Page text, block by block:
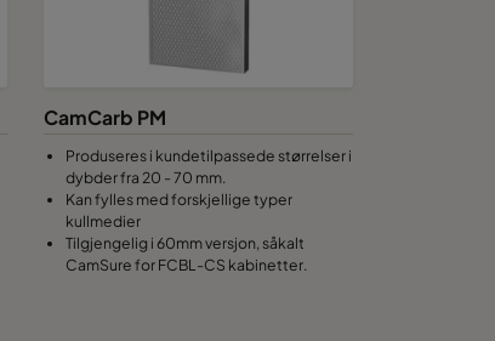
CamCarb PM
Produseres i kundetilpassede størrelser i
dybder fra 20 - 70 mm.
Kan fylles med forskjellige typer
kullmedier
Tilgjengelig i 60mm versjon, såkalt
CamSure for FCBL-CS kabinetter.